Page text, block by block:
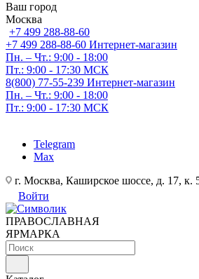
Ваш город
Москва
+7 499 288-88-60
+7 499 288-88-60 Интернет-магазин
Пн. – Чт.: 9:00 - 18:00
Пт.: 9:00 - 17:30 МСК
8(800) 77-55-239 Интернет-магазин
Пн. – Чт.: 9:00 - 18:00
Пт.: 9:00 - 17:30 МСК
Telegram
Max
г. Москва, Каширское шоссе, д. 17, к.
Войти
ПРАВОСЛАВНАЯ
ЯРМАРКА